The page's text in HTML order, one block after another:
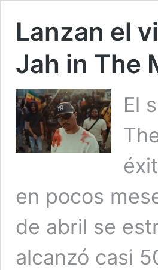
Lanzan el
Jah in The
El
en pocos
de abril se
alcanzó casi